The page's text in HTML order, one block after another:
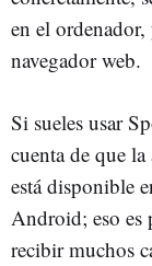
en el
navegador web.
Si sueles usar
cuenta de que
está disponible
Android; eso es
recibir muchos